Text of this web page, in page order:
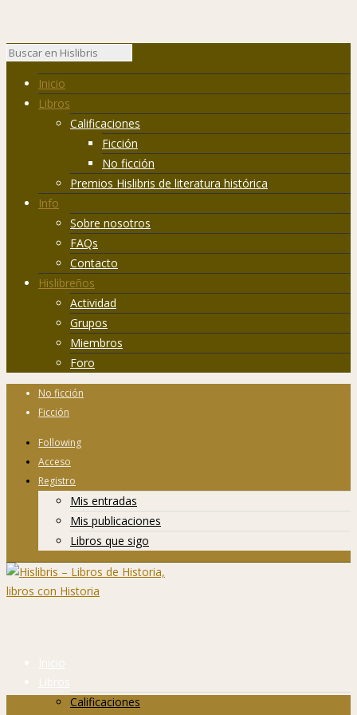
Inicio
Libros
Calificaciones
Ficción
No ficción
Premios Hislibris de literatura histórica
Info
Sobre nosotros
FAQs
Contacto
Hislibreños
Actividad
Grupos
Miembros
Foro
No ficción
Ficción
Following
Acceso
Registro
Mis entradas
Mis publicaciones
Libros que sigo
Inicio
Libros
Calificaciones